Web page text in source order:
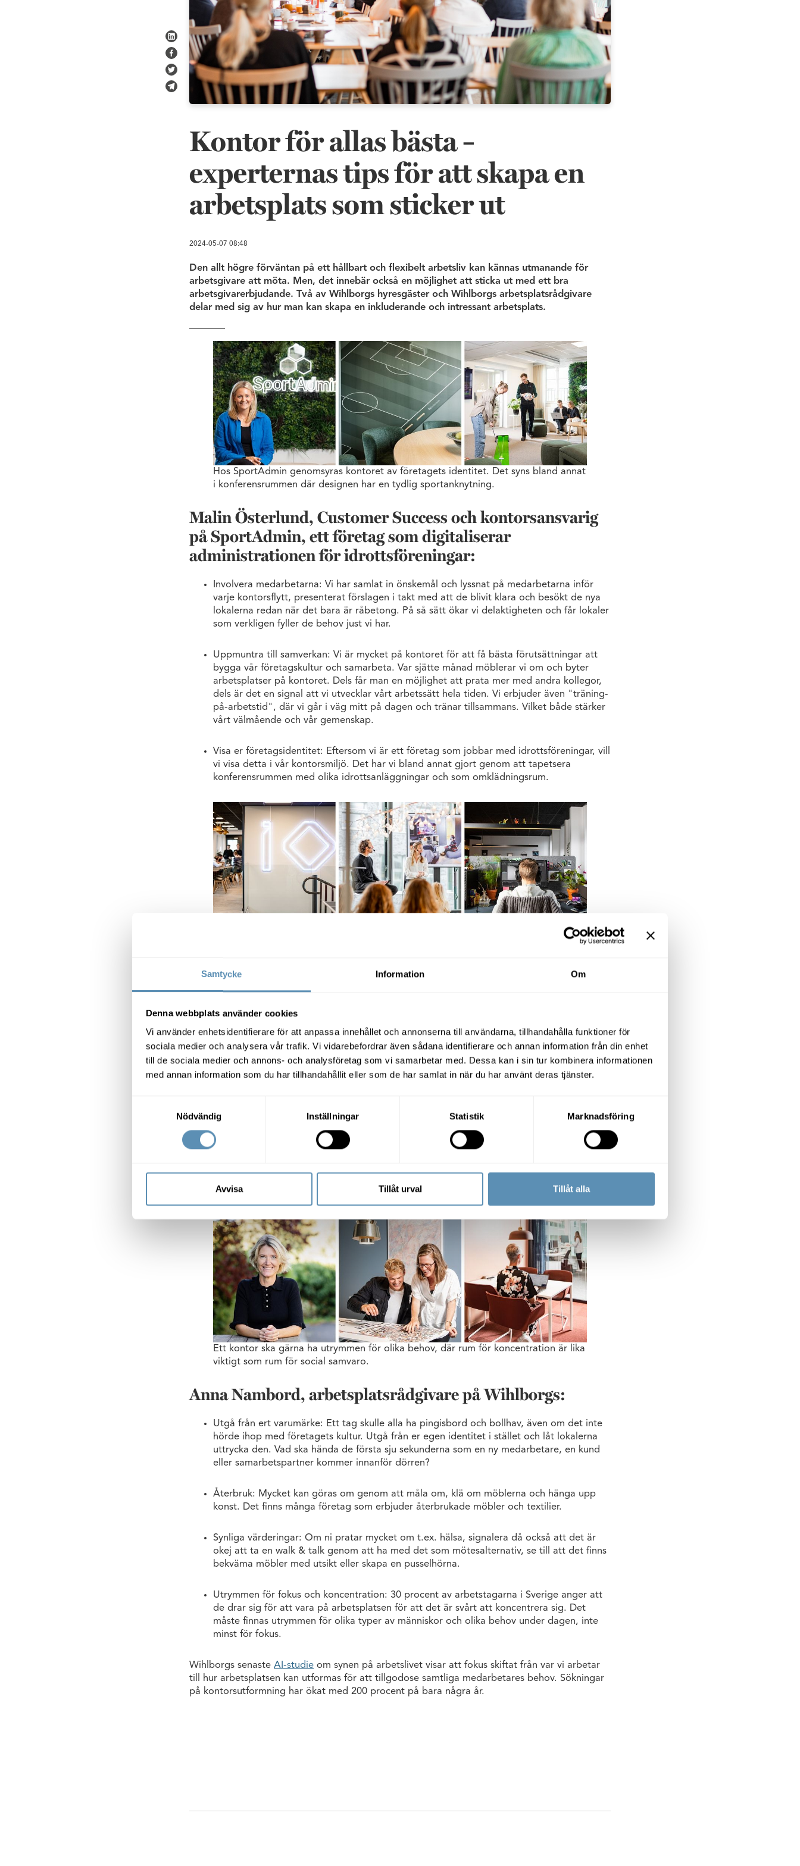
Samtycke Information Om
Denna webbplats använder cookies
Vi använder enhetsidentifierare för att anpassa innehållet och annonserna till användarna, tillhandahålla funktioner för
sociala medier och analysera vår trafik. Vi vidarebefordrar även sådana identifierare och annan information från din enhet
till de sociala medier och annons- och analysföretag som vi samarbetar med. Dessa kan i sin tur kombinera informationen
med annan information som du har tillhandahållit eller som de har samlat in när du har använt deras tjänster.
Nödvändig
Inställningar Statistik Marknadsföring
Avvisa Tillåt urval Tillåt alla
Dela på LinkedIn
Dela på Facebook
Dela på Twitter
Skicka via e-post
Kontor för allas bästa –
experternas tips för att skapa en
arbetsplats som sticker ut
2024-05-07 08:48
Den allt högre förväntan på ett hållbart och flexibelt arbetsliv kan kännas utmanande för
arbetsgivare att möta. Men, det innebär också en möjlighet att sticka ut med ett bra
arbetsgivarerbjudande. Två av Wihlborgs hyresgäster och Wihlborgs arbetsplatsrådgivare
delar med sig av hur man kan skapa en inkluderande och intressant arbetsplats.
Hos SportAdmin genomsyras kontoret av företagets identitet. Det syns bland annat
i konferensrummen där designen har en tydlig sportanknytning.
Malin Österlund, Customer Success och kontorsansvarig
på SportAdmin, ett företag som digitaliserar
administrationen för idrottsföreningar:
Involvera medarbetarna: Vi har samlat in önskemål och lyssnat på medarbetarna inför
varje kontorsflytt, presenterat förslagen i takt med att de blivit klara och besökt de nya
lokalerna redan när det bara är råbetong. På så sätt ökar vi delaktigheten och får lokaler
som verkligen fyller de behov just vi har.
Uppmuntra till samverkan: Vi är mycket på kontoret för att få bästa förutsättningar att
bygga vår företagskultur och samarbeta. Var sjätte månad möblerar vi om och byter
arbetsplatser på kontoret. Dels får man en möjlighet att prata mer med andra kollegor,
dels är det en signal att vi utvecklar vårt arbetssätt hela tiden. Vi erbjuder även "träning-
på-arbetstid", där vi går i väg mitt på dagen och tränar tillsammans. Vilket både stärker
vårt välmående och vår gemenskap.
Visa er företagsidentitet: Eftersom vi är ett företag som jobbar med idrottsföreningar, vill
vi visa detta i vår kontorsmiljö. Det har vi bland annat gjort genom att tapetsera
konferensrummen med olika idrottsanläggningar och som omklädningsrum.
Hos IO Interactive uppmuntras medarbetarna att ta med sig personliga föremål till
Sandra Smedegaard Mondahl, Studio Manager på IO
Interactive, ett av Malmös ledande spelbolag:
Välkomnande känsla: Vi har en nordisk touch på alla våra kontor internationellt, men
med en ”lokal flavour” så att man ändå märker av var man befinner sig. Det ska vara en
inspirerande, kreativ och hemtrevlig miljö med max 150 personer så att inte relationen
till varandra går om miste.
Personlighet: Våra anställda uppmuntras att ta med sig egna saker som inspirerar dem
till kontoret. Sagan om ringen-svärd, Peter Pan-figurer, vad som helst! Föremålen säger
något om oss själva och leder till spännande samtal och idéer med kollegorna.
kan stängas av helt för att garantera koncentration och sekretess.
Ett kontor ska gärna ha utrymmen för olika behov, där rum för koncentration är lika
viktigt som rum för social samvaro.
Anna Nambord, arbetsplatsrådgivare på Wihlborgs:
Utgå från ert varumärke: Ett tag skulle alla ha pingisbord och bollhav, även om det inte
hörde ihop med företagets kultur. Utgå från er egen identitet i stället och låt lokalerna
uttrycka den. Vad ska hända de första sju sekunderna som en ny medarbetare, en kund
eller samarbetspartner kommer innanför dörren?
Återbruk: Mycket kan göras om genom att måla om, klä om möblerna och hänga upp
konst. Det finns många företag som erbjuder återbrukade möbler och textilier.
Synliga värderingar: Om ni pratar mycket om t.ex. hälsa, signalera då också att det är
okej att ta en walk & talk genom att ha med det som mötesalternativ, se till att det finns
bekväma möbler med utsikt eller skapa en pusselhörna.
Utrymmen för fokus och koncentration: 30 procent av arbetstagarna i Sverige anger att
de drar sig för att vara på arbetsplatsen för att det är svårt att koncentrera sig. Det
måste finnas utrymmen för olika typer av människor och olika behov under dagen, inte
minst för fokus.
Wihlborgs senaste AI-studie om synen på arbetslivet visar att fokus skiftat från var vi arbetar
till hur arbetsplatsen kan utformas för att tillgodose samtliga medarbetares behov. Sökningar
på kontorsutformning har ökat med 200 procent på bara några år.